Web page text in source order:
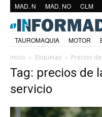
MAD. N MAD. NO CLM
TAUROMAQUIA MOTOR
Inicio
Etiquetas Precios
Tag: precios de
servicio